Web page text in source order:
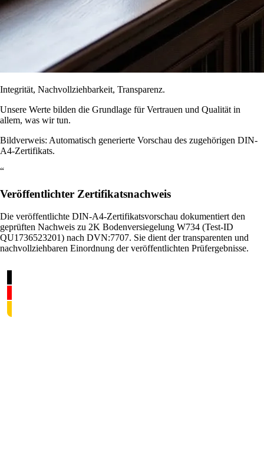
Integrität, Nachvollziehbarkeit, Transparenz.
Unsere Werte bilden die Grundlage für Vertrauen und Qualität in
allem, was wir tun.
Bildverweis: Automatisch generierte Vorschau des zugehörigen DIN-
A4-Zertifikats.
“
Veröffentlichter Zertifikatsnachweis
Die veröffentlichte DIN-A4-Zertifikatsvorschau dokumentiert den
geprüften Nachweis zu 2K Bodenversiegelung W734 (Test-ID
QU1736523201) nach DVN:7707. Sie dient der transparenten und
nachvollziehbaren Einordnung der veröffentlichten Prüfergebnisse.